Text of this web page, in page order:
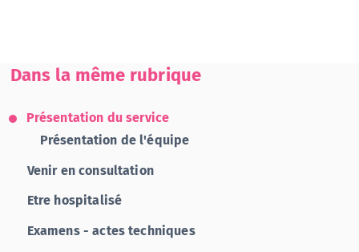
Dans la même rubrique
Présentation du service
Présentation de l'équipe
Venir en consultation
Etre hospitalisé
Examens - actes techniques